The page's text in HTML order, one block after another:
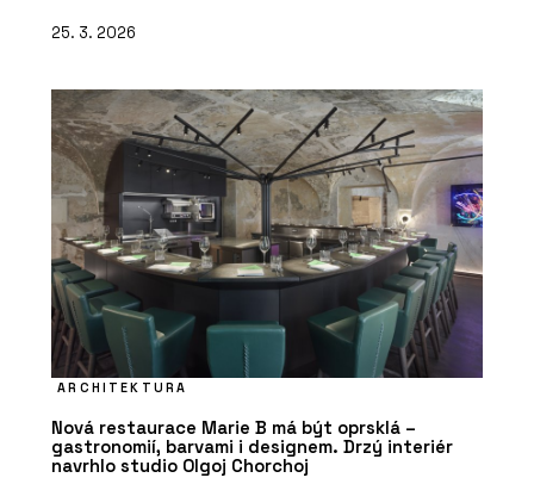
25. 3. 2026
ARCHITEKTURA
Nová restaurace Marie B má být oprsklá –
gastronomií, barvami i designem. Drzý interiér
navrhlo studio Olgoj Chorchoj